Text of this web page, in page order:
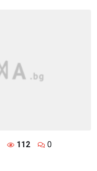
112 0